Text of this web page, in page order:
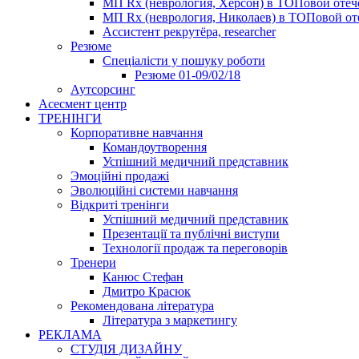
МП Rx (неврология, Херсон) в ТОПовой
МП Rx (неврология, Николаев) в ТОПовой
Ассистент рекрутёра, researcher
Резюме
Cпеціалісти у пошуку роботи
Резюме 01-09/02/18
Аутсорсинг
Асесмент центр
ТРЕНІНГИ
Корпоративне навчання
Командоутворення
Успішний медичний представник
Эмоційні продажі
Эволюційні системи навчання
Відкриті тренінги
Успішний медичний представник
Презентації та публічні виступи
Технології продаж та переговорів
Тренери
Канюс Стефан
Дмитро Красюк
Рекомендована література
Література з маркетингу
РЕКЛАМА
СТУДІЯ ДИЗАЙНУ